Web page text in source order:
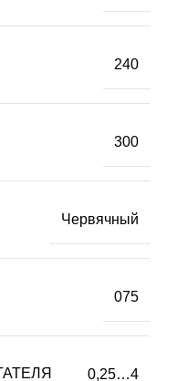
240
300
Червячный
075
0,25…4